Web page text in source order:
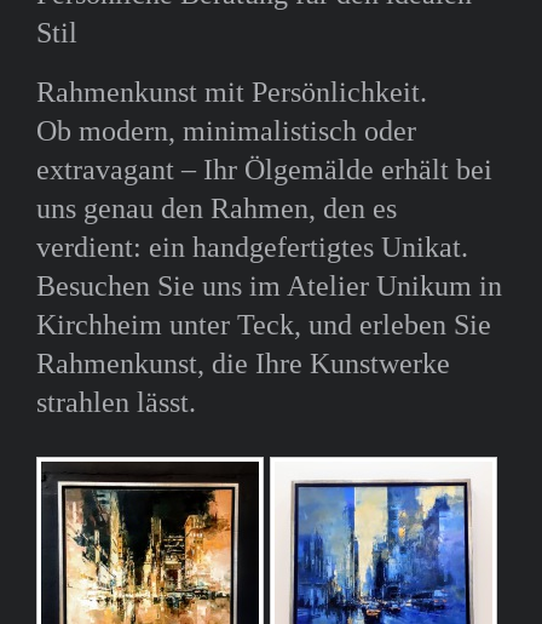
Stil
Rahmenkunst mit Persönlichkeit.
Ob modern, minimalistisch oder
extravagant – Ihr Ölgemälde erhält bei
uns genau den Rahmen, den es
verdient: ein handgefertigtes Unikat.
Besuchen Sie uns im Atelier Unikum in
Kirchheim unter Teck, und erleben Sie
Rahmenkunst, die Ihre Kunstwerke
strahlen lässt.